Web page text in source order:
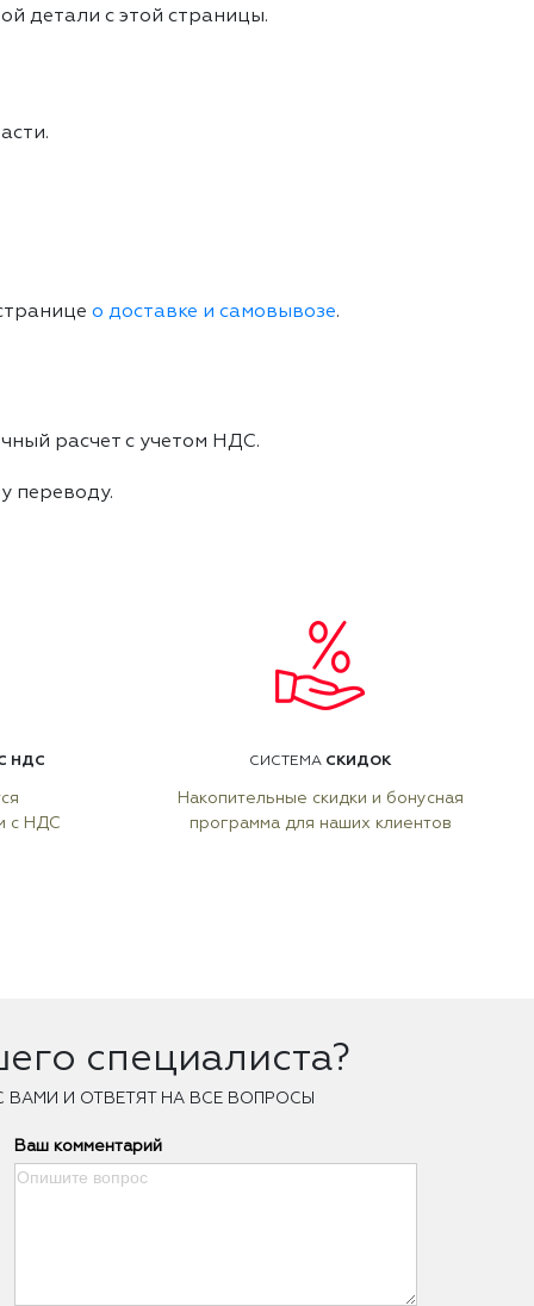
детали с этой страницы.
о доставке и самовывозе.
расчет с учетом НДС.
переводу.
НДС
с НДС
СИСТЕМА СКИДОК
Накопительные скидки и бонусная
программа для наших клиентов
специалиста?
ВАМИ И ОТВЕТЯТ НА ВСЕ ВОПРОСЫ
Ваш комментарий